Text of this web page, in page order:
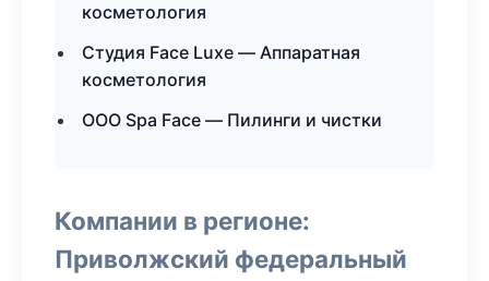
косметология
Студия Face Luxe — Аппаратная
косметология
ООО Spa Face — Пилинги и чистки
Компании в регионе:
Приволжский федеральный